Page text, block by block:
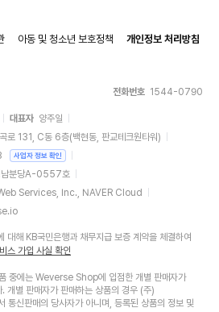
아동 및 청소년 보호정책
개인정보 처리방침
전화번호 1544-0790
대표자 양주일
로 131, C동 6층(백현동, 판교테크원타워)
사업자 정보 확인
분당A-0557호
Services, Inc., NAVER Cloud
대해 KB국민은행과 채무지급 보증 계약을 체결하여
스 가입 사실 확인
중에는 Weverse Shop에 입점한 개별 판매자가
개별 판매자가 판매하는 상품의 경우 (주)
통신판매의 당사자가 아니며, 등록된 상품의 정보 및